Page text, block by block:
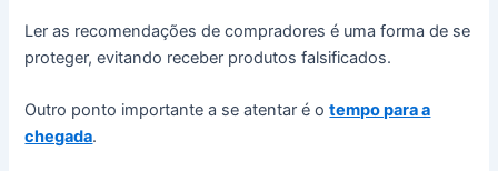
Ler as recomendações de compradores é uma forma de se
proteger, evitando receber produtos falsificados.
Outro ponto importante a se atentar é otempo para a
chegada.